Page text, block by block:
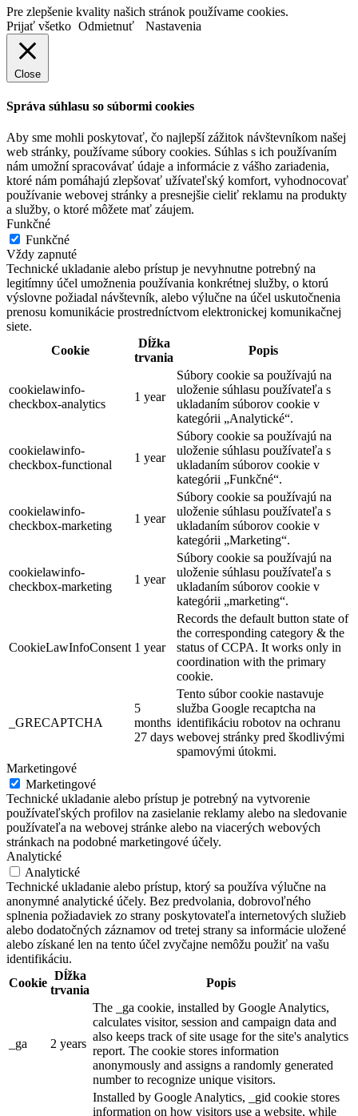
Pre zlepšenie kvality našich stránok používame cookies.
Prijať všetko Odmietnuť Nastavenia
Close
Správa súhlasu so súbormi cookies
Aby sme mohli poskytovať, čo najlepší zážitok návštevníkom našej
web stránky, používame súbory cookies. Súhlas s ich používaním
nám umožní spracovávať údaje a informácie z vášho zariadenia,
ktoré nám pomáhajú zlepšovať užívateľský komfort, vyhodnocovať
používanie webovej stránky a presnejšie cieliť reklamu na produkty
a služby, o ktoré môžete mať záujem.
Funkčné
Funkčné
Vždy zapnuté
Technické ukladanie alebo prístup je nevyhnutne potrebný na
legitímny účel umožnenia používania konkrétnej služby, o ktorú
výslovne požiadal návštevník, alebo výlučne na účel uskutočnenia
prenosu komunikácie prostredníctvom elektronickej komunikačnej
siete.
Cookie
Dĺžka
trvania
Popis
cookielawinfo-
checkbox-analytics
1 year
Súbory cookie sa používajú na
uloženie súhlasu používateľa s
ukladaním súborov cookie v
kategórii „Analytické“.
cookielawinfo-
checkbox-functional
1 year
Súbory cookie sa používajú na
uloženie súhlasu používateľa s
ukladaním súborov cookie v
kategórii „Funkčné“.
cookielawinfo-
checkbox-marketing
1 year
Súbory cookie sa používajú na
uloženie súhlasu používateľa s
ukladaním súborov cookie v
kategórii „Marketing“.
cookielawinfo-
checkbox-marketing
1 year
Súbory cookie sa používajú na
uloženie súhlasu používateľa s
ukladaním súborov cookie v
kategórii „marketing“.
CookieLawInfoConsent 1 year
Records the default button state of
the corresponding category & the
status of CCPA. It works only in
coordination with the primary
cookie.
_GRECAPTCHA
5
months
27 days
Tento súbor cookie nastavuje
služba Google recaptcha na
identifikáciu robotov na ochranu
webovej stránky pred škodlivými
spamovými útokmi.
Marketingové
Marketingové
Technické ukladanie alebo prístup je potrebný na vytvorenie
používateľských profilov na zasielanie reklamy alebo na sledovanie
používateľa na webovej stránke alebo na viacerých webových
stránkach na podobné marketingové účely.
Analytické
Analytické
Technické ukladanie alebo prístup, ktorý sa používa výlučne na
anonymné analytické účely. Bez predvolania, dobrovoľného
splnenia požiadaviek zo strany poskytovateľa internetových služieb
alebo dodatočných záznamov od tretej strany sa informácie uložené
alebo získané len na tento účel zvyčajne nemôžu použiť na vašu
identifikáciu.
Cookie
Dĺžka
trvania
Popis
_ga 2 years
The _ga cookie, installed by Google Analytics,
calculates visitor, session and campaign data and
also keeps track of site usage for the site's analytics
report. The cookie stores information
anonymously and assigns a randomly generated
number to recognize unique visitors.
Installed by Google Analytics, _gid cookie stores
information on how visitors use a website, while